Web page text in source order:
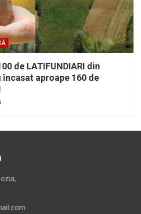
de LATIFUNDIARI din
aproape 160 de